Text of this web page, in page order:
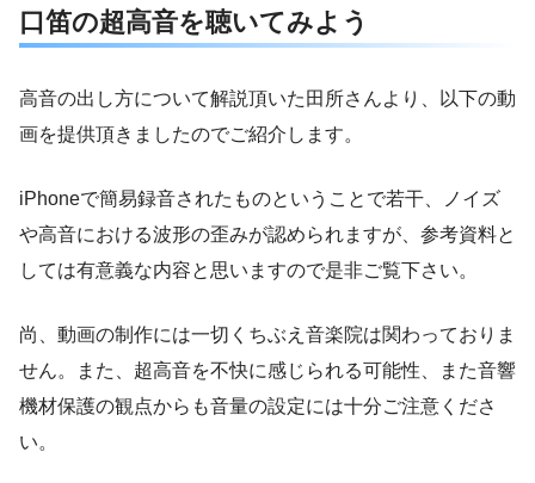
口笛の超高音を聴いてみよう
高音の出し方について解説頂いた田所さんより、以下の動
画を提供頂きましたのでご紹介します。
iPhoneで簡易録音されたものということで若干、ノイズ
や高音における波形の歪みが認められますが、参考資料と
しては有意義な内容と思いますので是非ご覧下さい。
尚、動画の制作には一切くちぶえ音楽院は関わっておりま
せん。また、超高音を不快に感じられる可能性、また音響
機材保護の観点からも音量の設定には十分ご注意くださ
い。